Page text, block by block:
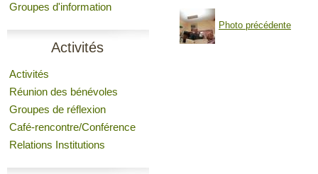
Groupes d'information
Activités
Activités
Réunion des bénévoles
Groupes de réflexion
Café-rencontre/Conférence
Relations Institutions
Photo précédente